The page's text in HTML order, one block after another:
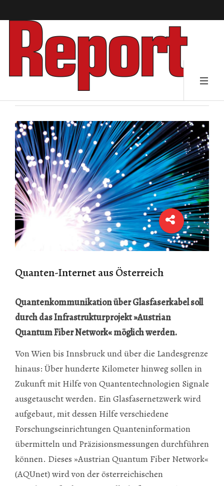
Quanten-Internet aus Österreich
Quantenkommunikation über Glasfaserkabel soll
durch das Infrastrukturprojekt »Austrian
Quantum Fiber Network« möglich werden.
Von Wien bis Innsbruck und über die Landesgrenze
hinaus: Über hunderte Kilometer hinweg sollen in
Zukunft mit Hilfe von Quantentechnologien Signale
ausgetauscht werden. Ein Glasfasernetzwerk wird
aufgebaut, mit dessen Hilfe verschiedene
Forschungseinrichtungen Quanteninformation
übermitteln und Präzisionsmessungen durchführen
können. Dieses »Austrian Quantum Fiber Network«
(AQUnet) wird von der österreichischen